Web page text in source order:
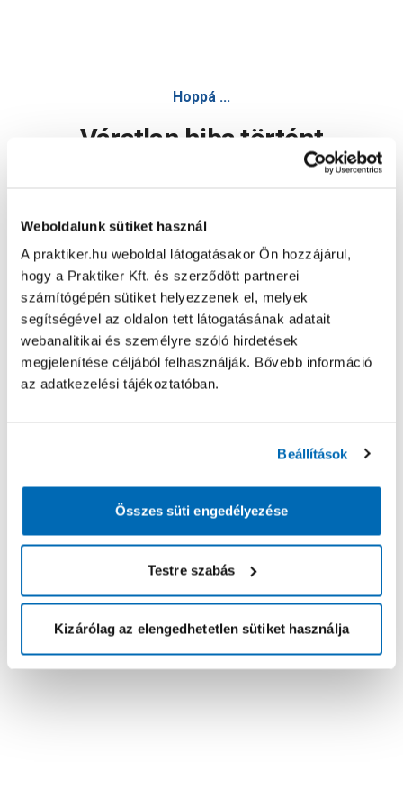
Weboldalunk sütiket használ
A praktiker.hu weboldal látogatásakor Ön hozzájárul,
hogy a Praktiker Kft. és szerződött partnerei
számítógépén sütiket helyezzenek el, melyek
segítségével az oldalon tett látogatásának adatait
webanalitikai és személyre szóló hirdetések
megjelenítése céljából felhasználják. Bővebb információ
az adatkezelési tájékoztatóban.
Beállítások
Összes süti engedélyezése
Testre szabás
Kizárólag az elengedhetetlen sütiket használja
Hoppá ...
Váratlan hiba történt
Oldal újratöltése